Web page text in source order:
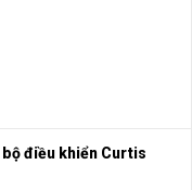
điều khiển Curtis